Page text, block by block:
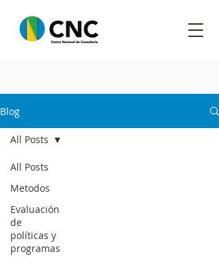
Blog
All Posts
Metodos
Evaluación
de
políticas y
programas
All Posts